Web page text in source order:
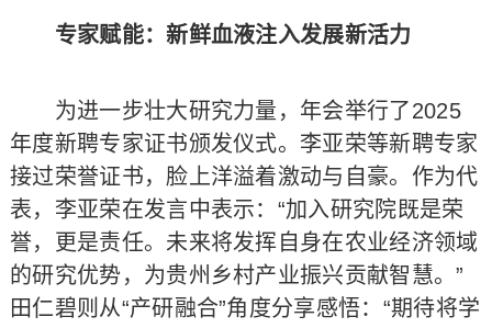
专家赋能：新鲜血液注入发展新活力
为进一步壮大研究力量，年会举行了2025
年度新聘专家证书颁发仪式。李亚荣等新聘专家
接过荣誉证书，脸上洋溢着激动与自豪。作为代
表，李亚荣在发言中表示：“加入研究院既是荣
誉，更是责任。未来将发挥自身在农业经济领域
的研究优势，为贵州乡村产业振兴贡献智慧。”
田仁碧则从“产研融合”角度分享感悟：“期待将学